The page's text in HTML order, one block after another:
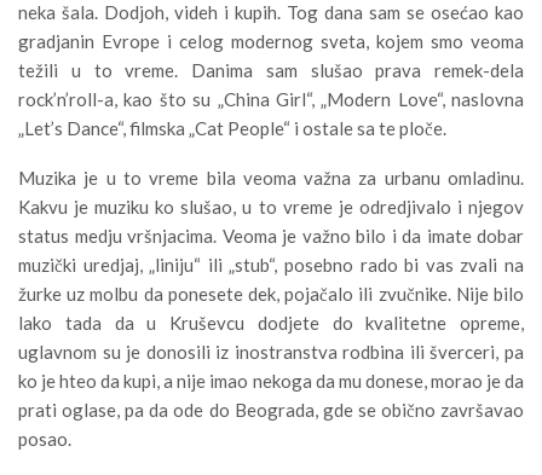
neka šala. Dodjoh, videh i kupih. Tog dana sam se osećao kao
gradjanin Evrope i celog modernog sveta, kojem smo veoma
težili u to vreme. Danima sam slušao prava remek-dela
rock’n’roll-a, kao što su „China Girl“, „Modern Love“, naslovna
„Let’s Dance“, filmska „Cat People“ i ostale sa te ploče.
Muzika je u to vreme bila veoma važna za urbanu omladinu.
Kakvu je muziku ko slušao, u to vreme je odredjivalo i njegov
status medju vršnjacima. Veoma je važno bilo i da imate dobar
muzički uredjaj, „liniju“ ili „stub“, posebno rado bi vas zvali na
žurke uz molbu da ponesete dek, pojačalo ili zvučnike. Nije bilo
lako tada da u Kruševcu dodjete do kvalitetne opreme,
uglavnom su je donosili iz inostranstva rodbina ili šverceri, pa
ko je hteo da kupi, a nije imao nekoga da mu donese, morao je da
prati oglase, pa da ode do Beograda, gde se obično završavao
posao.